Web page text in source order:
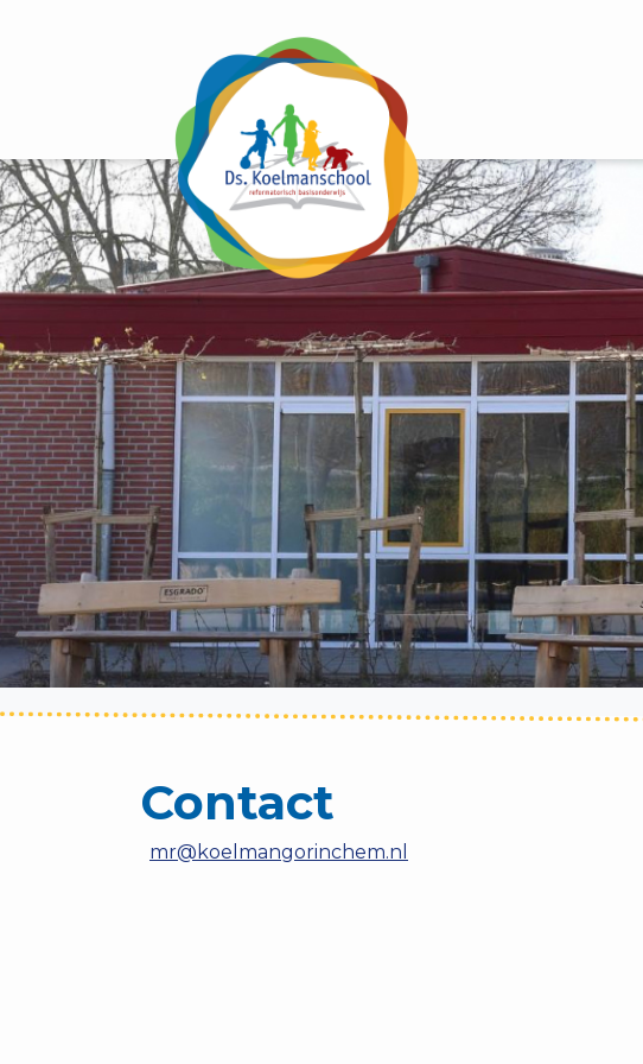
Contact
mr@koelmangorinchem.nl